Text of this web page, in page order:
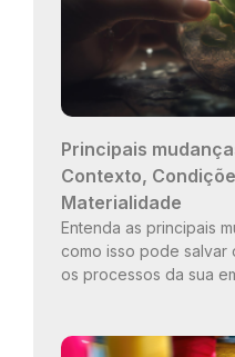
Principais
Contexto,
Materialidade
Entenda as principais
como isso pode salvar
os processos da sua